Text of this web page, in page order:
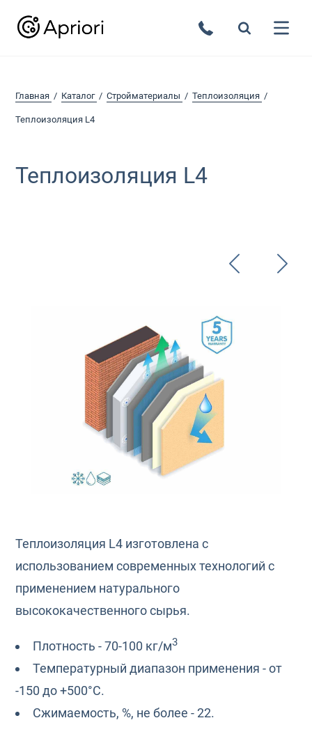
Главная Каталог Стройматериалы Теплоизоляция
Теплоизоляция L4
Теплоизоляция L4
Теплоизоляция L4 изготовлена с
использованием современных технологий с
применением натурального
высококачественного сырья.
Плотность - 70-100 кг/м3
Температурный диапазон применения - от
-150 до +500°С.
Сжимаемость, %, не более - 22.